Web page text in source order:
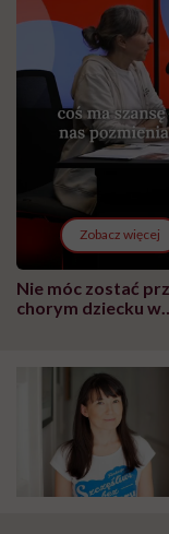
Zobacz więcej
Nie móc zostać
chorym dziecku w
może chyba tylko
głupota i brak
wyobraźni"